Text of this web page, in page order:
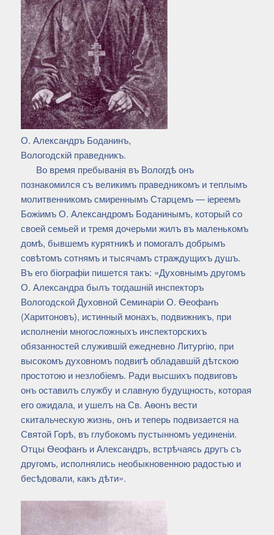
О. Александръ Боданинъ,
Вологодскій праведникъ.
Во время пребыванія въ Вологдѣ онъ
познакомился съ великимъ праведникомъ и теплымъ
молитвенникомъ смиреннымъ Старцемъ — іереемъ
Божіимъ О. Александромъ Боданинымъ, который со
своей семьей и тремя дочерьми жилъ въ маленькомъ
домѣ, бывшемъ курятникѣ и помогалъ добрымъ
совѣтомъ сотнямъ и тысячамъ страждущихъ душъ.
Въ его біографіи пишется такъ: «Духовнымъ другомъ
О. Александра былъ тогдашній инспекторъ
Вологодской Духовной Семинаріи О. Ѳеофанъ
(Харитоновъ), истинный монахъ, подвижникъ, при
исполненіи многосложныхъ инспекторскихъ
обязанностей служившій ежедневно Литургію, при
высокомъ духовномъ подвигѣ обладавшій дѣтскою
простотою и незлобіемъ. Ради высшихъ подвиговъ
онъ оставилъ службу и славную будущность, которая
его ожидала, и ушелъ на Св. Аѳонъ вести
скитальческую жизнь, онъ и теперь подвизается на
Святой Горѣ, въ глубокомъ пустынномъ уединеніи.
Отцы Ѳеофанъ и Александръ, встрѣчаясь другъ съ
другомъ, исполнялись необыкновенною радостью и
бесѣдовали, какъ дѣти».